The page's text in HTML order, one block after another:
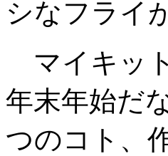
シなフライ
マイキッ
年末年始だ
つのコト、